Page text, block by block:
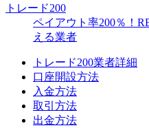
トレード200
ペイアウト率200％！
える業者
トレード200業者詳細
口座開設方法
入金方法
取引方法
出金方法